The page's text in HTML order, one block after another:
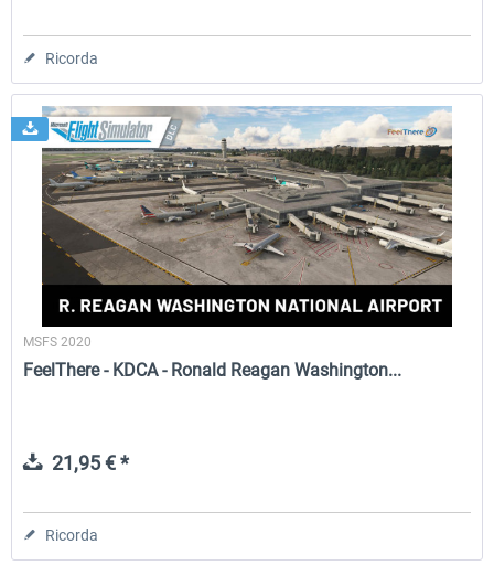
Ricorda
MSFS 2020
FeelThere - KDCA - Ronald Reagan Washington...
21,95 € *
Ricorda